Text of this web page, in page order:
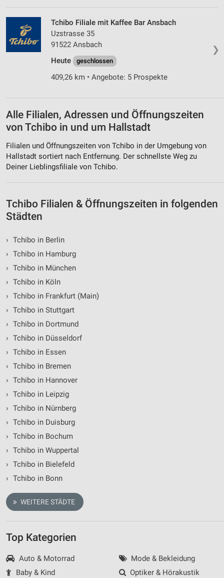
❯
Tchibo Filiale mit Kaffee Bar Ansbach
Uzstrasse 35
91522 Ansbach
Heute
geschlossen
409,26 km • Angebote: 5 Prospekte
Alle Filialen, Adressen und Öffnungszeiten
von Tchibo in und um Hallstadt
Filialen und Öffnungszeiten von Tchibo in der Umgebung von
Hallstadt sortiert nach Entfernung. Der schnellste Weg zu
Deiner Lieblingsfiliale von Tchibo.
Tchibo Filialen & Öffnungszeiten in folgenden
Städten
› Tchibo in Berlin
› Tchibo in Hamburg
› Tchibo in München
› Tchibo in Köln
› Tchibo in Frankfurt (Main)
› Tchibo in Stuttgart
› Tchibo in Dortmund
› Tchibo in Düsseldorf
› Tchibo in Essen
› Tchibo in Bremen
› Tchibo in Hannover
› Tchibo in Leipzig
› Tchibo in Nürnberg
› Tchibo in Duisburg
› Tchibo in Bochum
› Tchibo in Wuppertal
› Tchibo in Bielefeld
› Tchibo in Bonn
WEITERE STÄDTE
Top Kategorien
Auto & Motorrad
Baby & Kind
Mode & Bekleidung
Optiker & Hörakustik
Geräte anhand von aktiv angeforderten
Informationen identifizieren
Nicht-IAB-Verarbeitungszwecke:
Funktional
Werbung